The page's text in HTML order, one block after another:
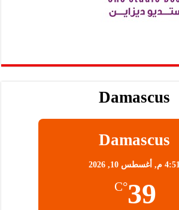
Damascus
Damascus
4:51 م, أغسطس 10, 2026
39
°C